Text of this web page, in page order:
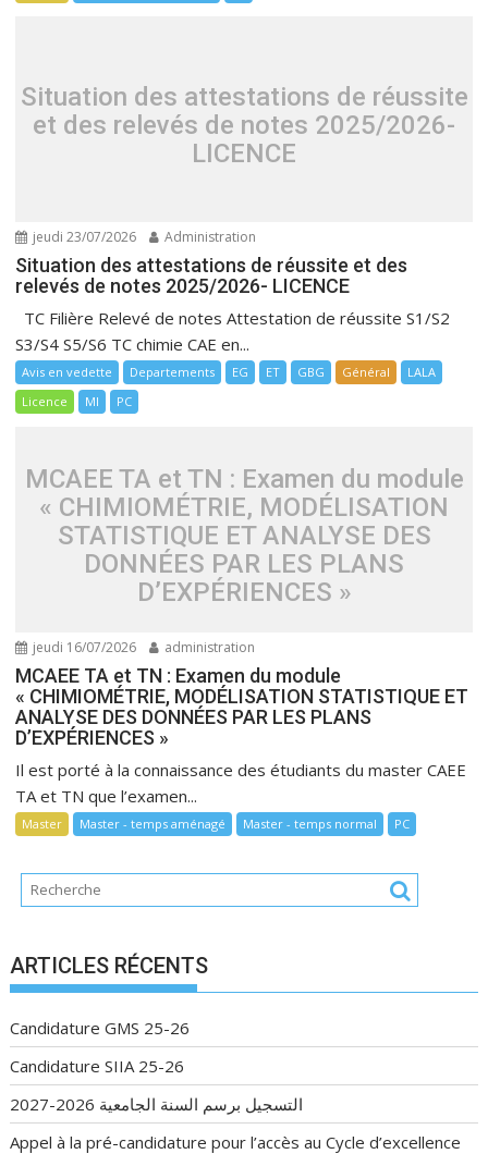
Situation des attestations de réussite
et des relevés de notes 2025/2026-
LICENCE
jeudi 23/07/2026 Administration
Situation des attestations de réussite et des
relevés de notes 2025/2026- LICENCE
TC Filière Relevé de notes Attestation de réussite S1/S2
S3/S4 S5/S6 TC chimie CAE en...
Avis en vedette Departements EG ET GBG Général
LALA
Licence
MI PC
MCAEE TA et TN : Examen du module
« CHIMIOMÉTRIE, MODÉLISATION
STATISTIQUE ET ANALYSE DES
DONNÉES PAR LES PLANS
D’EXPÉRIENCES »
jeudi 16/07/2026 administration
MCAEE TA et TN : Examen du module
« CHIMIOMÉTRIE, MODÉLISATION STATISTIQUE ET
ANALYSE DES DONNÉES PAR LES PLANS
D’EXPÉRIENCES »
Il est porté à la connaissance des étudiants du master CAEE
TA et TN que l’examen...
Master Master - temps aménagé Master - temps normal PC
ARTICLES RÉCENTS
Candidature GMS 25-26
Candidature SIIA 25-26
التسجيل برسم السنة الجامعية 2026-2027
Appel à la pré-candidature pour l’accès au Cycle d’excellence